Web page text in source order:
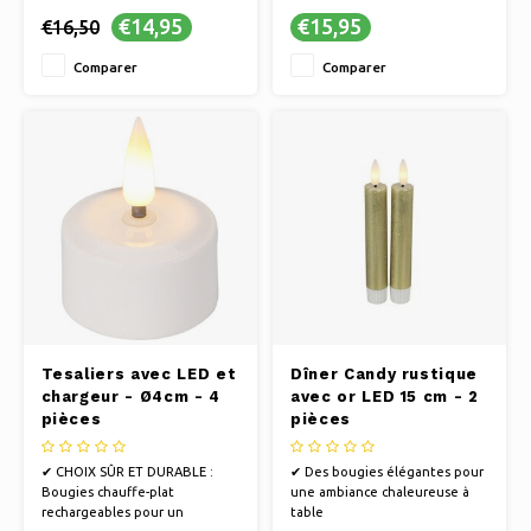
€16,50 €14,95
Comparer
pour plus d'ambiance
€15,95
Comparer
Tesaliers avec LED et
chargeur - Ø4cm - 4
pièces
✔ CHOIX SÛR ET DURABLE :
Bougies chauffe-plat
rechargeables pour un
Dîner Candy rustique
avec or LED 15 cm - 2
pièces
✔ Des bougies élégantes pour
une ambiance chaleureuse à
table